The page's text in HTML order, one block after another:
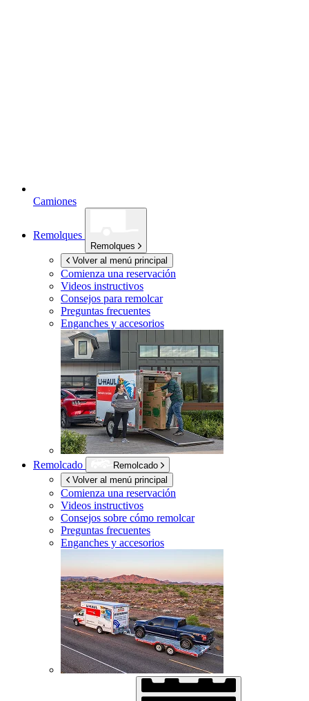
Camiones
Remolques
Remolques
Volver al menú principal
Comienza una reservación
Videos instructivos
Consejos para remolcar
Preguntas frecuentes
Enganches y accesorios
Remolcado
Remolcado
Volver al menú principal
Comienza una reservación
Videos instructivos
Consejos sobre cómo remolcar
Preguntas frecuentes
Enganches y accesorios